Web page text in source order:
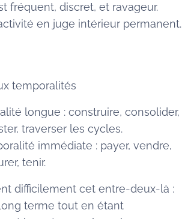
fréquent, discret, et ravageur.
en juge intérieur permanent.
temporalités
longue : construire, consolider,
traverser les cycles.
immédiate : payer, vendre,
tenir.
difficilement cet entre-deux-là :
terme tout en étant